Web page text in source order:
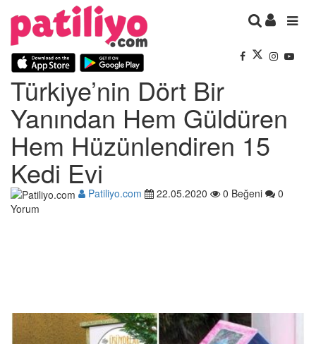
Türkiye’nin Dört Bir
Yanından Hem Güldüren
Hem Hüzünlendiren 15
Kedi Evi
Patiliyo.com 22.05.2020 0 Beğeni
0
Yorum